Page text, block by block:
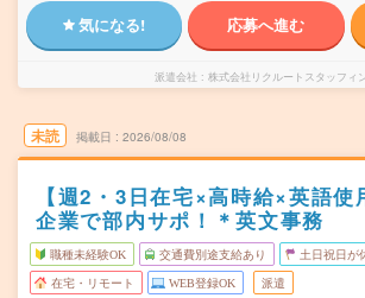
気になる! 応募へ進む
派遣会社 株式会社リクルートスタッフィ
未読 掲載日 2026/08/08
【週2・3日在宅×高時給×英語使
企業で部内サポ！＊英文事務
職種未経験OK 交通費別途支給あり 土日祝日が
在宅・リモート WEB登録OK 派遣